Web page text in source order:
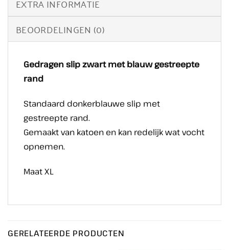
EXTRA INFORMATIE
BEOORDELINGEN (0)
Gedragen slip zwart met blauw gestreepte
rand
Standaard donkerblauwe slip met
gestreepte rand.
Gemaakt van katoen en kan redelijk wat vocht
opnemen.
Maat XL
GERELATEERDE PRODUCTEN